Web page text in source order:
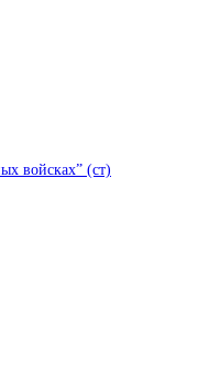
войсках” (ст)